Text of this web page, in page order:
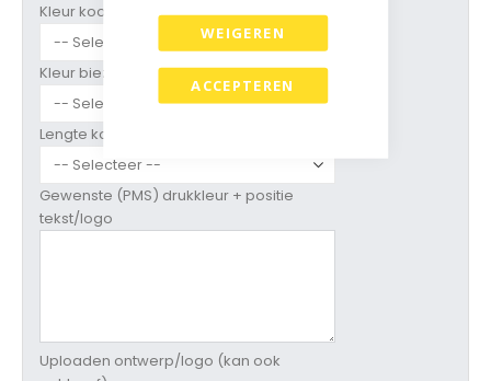
ACCEPTEREN
WEIGEREN
Kleur koorden
Kleur biezen
Lengte koorden
Gewenste (PMS) drukkleur + positie
tekst/logo
Uploaden ontwerp/logo (kan ook